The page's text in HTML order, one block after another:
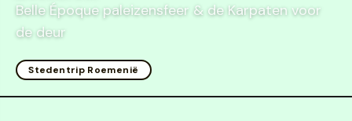
Stedentrip Roemenië
Belle Époque paleizensfeer & de Karpaten voor
de deur